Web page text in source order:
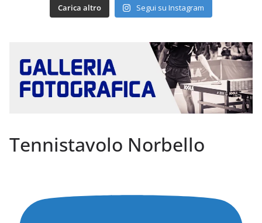
Carica altro Segui su Instagram
Tennistavolo Norbello